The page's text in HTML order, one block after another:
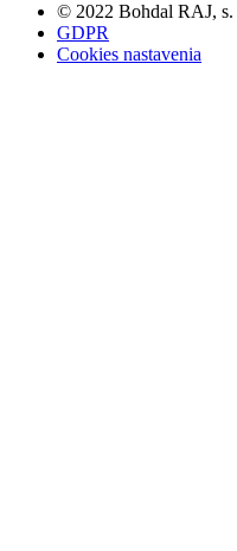
© 2022 Bohdal RAJ, s.
GDPR
Cookies nastavenia